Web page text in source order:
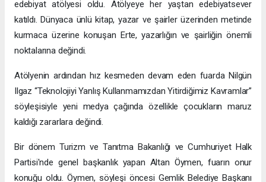
edebiyat atölyesi oldu. Atölyeye her yaştan edebiyatsever
katıldı. Dünyaca ünlü kitap, yazar ve şairler üzerinden metinde
kurmaca üzerine konuşan Erte, yazarlığın ve şairliğin önemli
noktalarına değindi.
Atölyenin ardından hız kesmeden devam eden fuarda Nilgün
Ilgaz “Teknolojiyi Yanlış Kullanmamızdan Yitirdiğimiz Kavramlar”
söyleşisiyle yeni medya çağında özellikle çocukların maruz
kaldığı zararlara değindi.
Bir dönem Turizm ve Tanıtma Bakanlığı ve Cumhuriyet Halk
Partisi'nde genel başkanlık yapan Altan Öymen, fuarın onur
konuğu oldu. Öymen, söyleşi öncesi Gemlik Belediye Başkanı